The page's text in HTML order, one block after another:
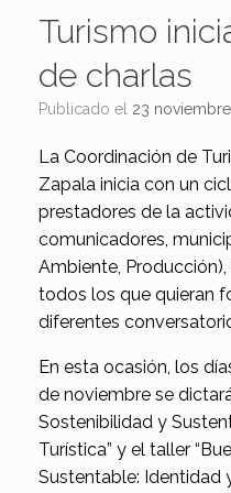
Turismo
de charlas
Publicado el 23
La Coordinación de
Zapala inicia con un
prestadores de la
comunicadores,
Ambiente,
todos los que quieran
diferentes
En esta ocasión, los
de noviembre se
Sostenibilidad y
Turística” y el taller
Sustentable: Identidad